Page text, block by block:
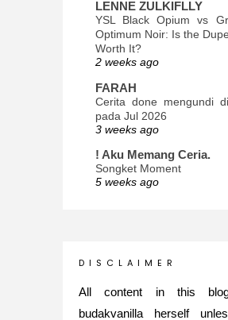
LENNE ZULKIFLLY
YSL Black Opium vs
Optimum Noir: Is the
Worth It?
2 weeks ago
FARAH
Cerita done mengundi
pada Jul 2026
3 weeks ago
! Aku Memang Ceria.
Songket Moment
5 weeks ago
INTROVERTED GIRL
Glory of Special Forces!
D I S C L A I M E R
All content in this
budakvanilla herself